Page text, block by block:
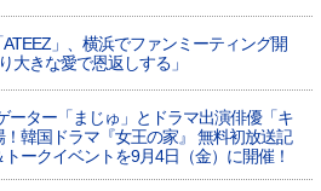
ATEEZ」、横浜でファンミーティング開
きな愛で恩返しする」
ーター「まじゅ」とドラマ出演俳優「キ
韓国ドラマ『女王の家』 無料初放送記
ークイベントを9月4日（金）に開催！